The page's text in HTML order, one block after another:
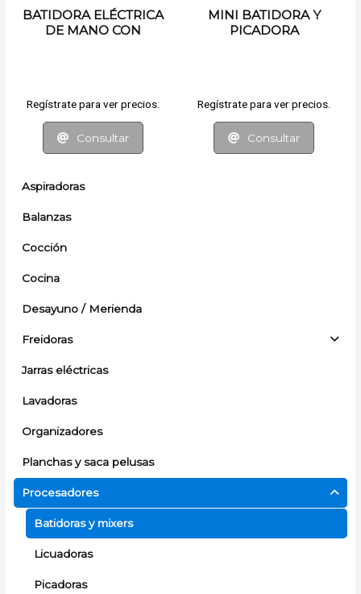
Aspiradoras
Balanzas
Cocción
Cocina
Desayuno / Merienda
Freidoras
Jarras eléctricas
Lavadoras
Organizadores
Planchas y saca pelusas
Procesadores
Batidoras y mixers
Licuadoras
Picadoras
BATIDORA ELÉCTRICA
DE MANO CON
Regístrate para ver precios.
Consultar
MINI BATIDORA Y
PICADORA
Regístrate para ver precios.
Consultar